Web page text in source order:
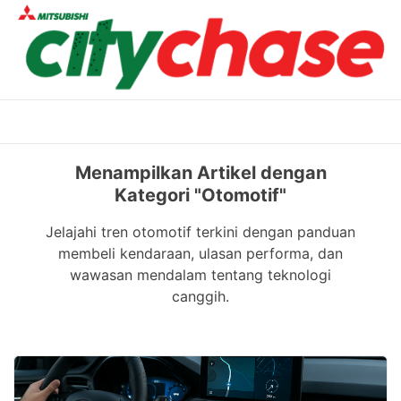
Skip
content
Menampilkan Artikel dengan
Kategori "Otomotif"
Jelajahi tren otomotif terkini dengan panduan
membeli kendaraan, ulasan performa, dan
wawasan mendalam tentang teknologi
canggih.